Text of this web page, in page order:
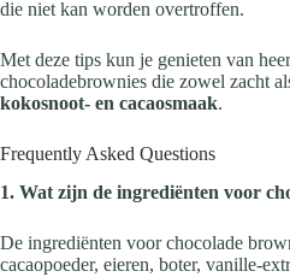
die niet kan worden overtroffen.
Met deze tips kun je genieten van
chocoladebrownies die zowel zacht
kokosnoot- en cacaosmaak.
Frequently Asked Questions
1. Wat zijn de ingrediënten voor
De ingrediënten voor chocolade
cacaopoeder, eieren, boter, vanille-